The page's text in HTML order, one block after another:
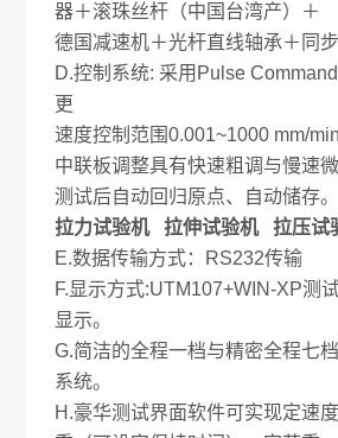
器＋滚珠丝杆（中国台湾产）＋
德国减速机＋光杆直线轴承＋同步
D.控制系统: 采用Pulse
更
速度控制范围0.001~1000 mm/min
中联板调整具有快速粗调与慢速微
测试后自动回归原点、自动储存。
拉力试验机 拉伸试验机 拉压试
E.数据传输方式：RS232传输
F.显示方式:UTM107+WIN-XP测
显示。
G.简洁的全程一档与精密全程七
系统。
H.豪华测试界面软件可实现定速